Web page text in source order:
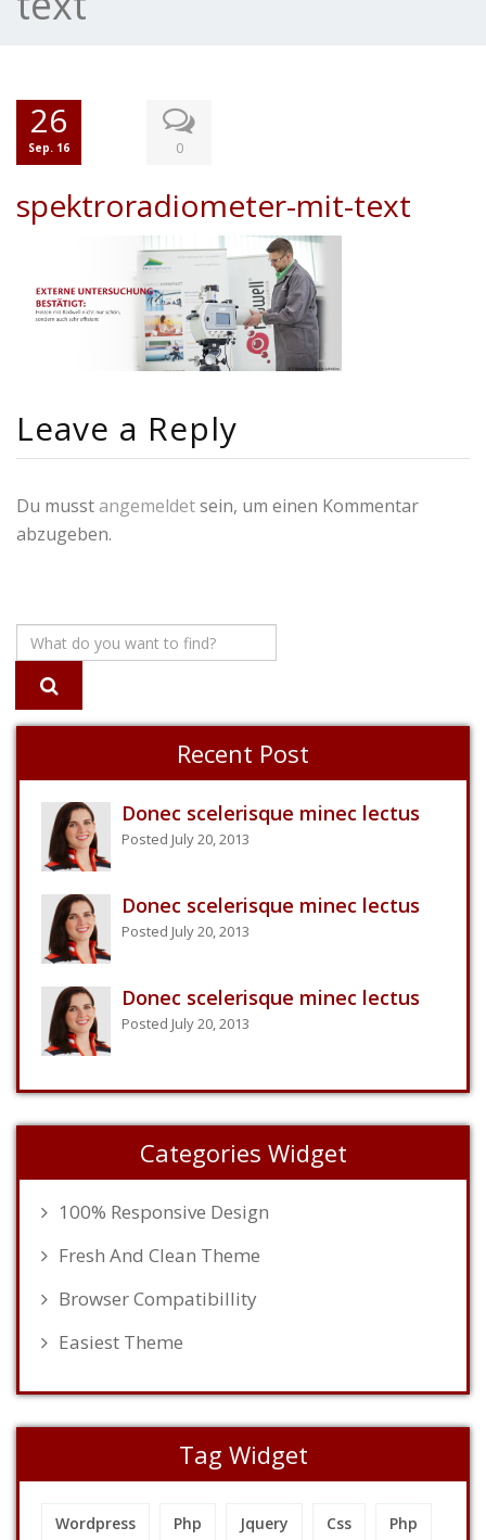
26
Sep. 16 0
spektroradiometer-mit-text
Leave a Reply
Du musstangemeldetsein, um einen Kommentar
abzugeben.
Recent Post
Donec scelerisque minec lectus
Posted July 20, 2013
Donec scelerisque minec lectus
Posted July 20, 2013
Donec scelerisque minec lectus
Posted July 20, 2013
Categories Widget
100% Responsive Design
Fresh And Clean Theme
Browser Compatibillity
Easiest Theme
Tag Widget
Wordpress Php Jquery Css Php